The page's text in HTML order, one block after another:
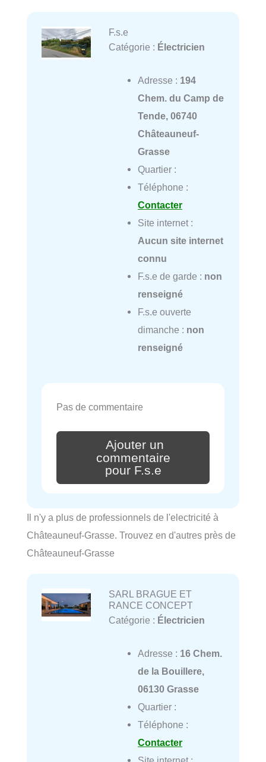
F.s.e
Catégorie : Électricien
Adresse : 194
Chem. du Camp de
Tende, 06740
Châteauneuf-
Grasse
Quartier :
Téléphone :
Contacter
Site internet :
Aucun site internet
connu
F.s.e de garde : non
renseigné
F.s.e ouverte
dimanche : non
renseigné
Pas de commentaire
Ajouter un
commentaire
pour F.s.e
Il n'y a plus de professionnels de l'electricité à
Châteauneuf-Grasse. Trouvez en d'autres près de
Châteauneuf-Grasse
SARL BRAGUE ET
RANCE CONCEPT
Catégorie : Électricien
Adresse : 16 Chem.
de la Bouillere,
06130 Grasse
Quartier :
Téléphone :
Contacter